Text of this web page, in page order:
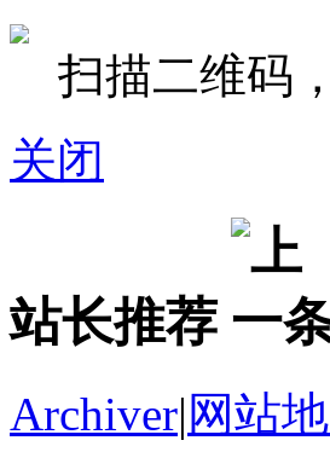
扫描二维码
关闭
站长推荐
Archiver| 网站